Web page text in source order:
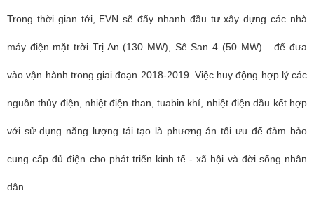
Trong thời gian tới, EVN sẽ đẩy nhanh đầu tư xây dựng các nhà
máy điện mặt trời Trị An (130 MW), Sê San 4 (50 MW)... để đưa
vào vận hành trong giai đoạn 2018-2019. Việc huy động hợp lý các
nguồn thủy điện, nhiệt điện than, tuabin khí, nhiệt điện dầu kết hợp
với sử dụng năng lượng tái tạo là phương án tối ưu để đảm bảo
cung cấp đủ điện cho phát triển kinh tế - xã hội và đời sống nhân
dân.